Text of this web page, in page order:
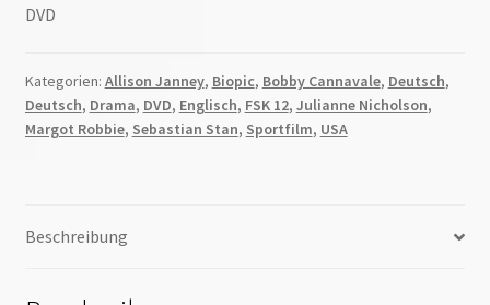
DVD
Kategorien: Allison Janney, Biopic, Bobby Cannavale, Deutsch,
Deutsch, Drama, DVD, Englisch, FSK 12, Julianne Nicholson,
Margot Robbie, Sebastian Stan, Sportfilm, USA
Beschreibung